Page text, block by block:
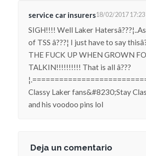
service car insurers18/02/2017 17:23
SIGH!!!! Well Laker
of TSS â???¦ I just have to say
THE FUCK UP WHEN GROWN
TALKIN!!!!!!!!!! That is all â???
Classy Laker fans&#8230;Stay
and his voodoo pins lol
Deja un comentario